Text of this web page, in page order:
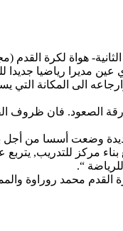
الثانية- هواة لكرة
مديرا رياضيا جديدا
الى المكانة التي
ورقة الصعود. فان
وضعت أسسا من
“.
القدم محمد روراوة